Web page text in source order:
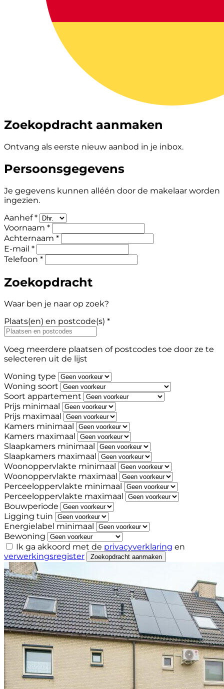
Zoekopdracht aanmaken
Ontvang als eerste nieuw aanbod in je inbox.
Persoonsgegevens
Je gegevens kunnen alléén door de makelaar worden
ingezien.
Aanhef *
Voornaam *
Achternaam *
E-mail *
Telefoon *
Zoekopdracht
Waar ben je naar op zoek?
Plaats(en) en postcode(s) *
Voeg meerdere plaatsen of postcodes toe door ze te
selecteren uit de lijst
Woning type
Woning soort
Soort appartement
Prijs minimaal
Prijs maximaal
Kamers minimaal
Kamers maximaal
Slaapkamers minimaal
Slaapkamers maximaal
Woonoppervlakte minimaal
Woonoppervlakte maximaal
Perceeloppervlakte minimaal
Perceeloppervlakte maximaal
Bouwperiode
Ligging tuin
Energielabel minimaal
Bewoning
Ik ga akkoord met de privacyverklaring en
verwerkingsregister
Zoekopdracht aanmaken